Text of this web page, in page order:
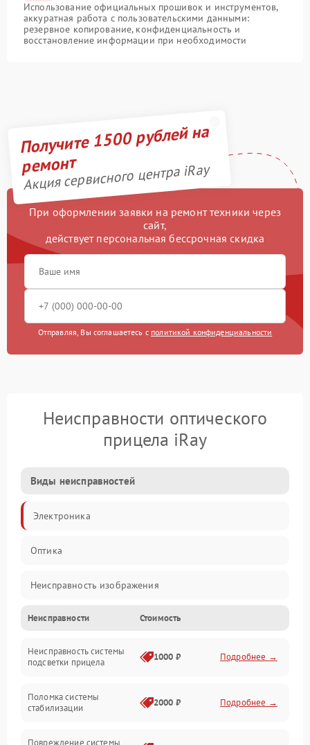
Использование официальных прошивок и инструментов,
аккуратная работа с пользовательскими данными:
резервное копирование, конфиденциальность и
восстановление информации при необходимости
Получите 1500 рублей на
ремонт
Акция сервисного центра iRay
При оформлении заявки на ремонт техники через
сайт,
действует персональная бессрочная скидка
Отправляя, Вы соглашаетесь с политикой конфиденциальности
Неисправности оптического
прицела iRay
Виды неисправностей
Электроника
Оптика
Неисправность изображения
Механические повреждения
Неисправность фокусировки и оптики
Неисправности Стоимость
Неисправность системы
подсветки прицела
1000 ₽ Подробнее →
Поломка системы
стабилизации
2000 ₽ Подробнее →
Повреждение системы